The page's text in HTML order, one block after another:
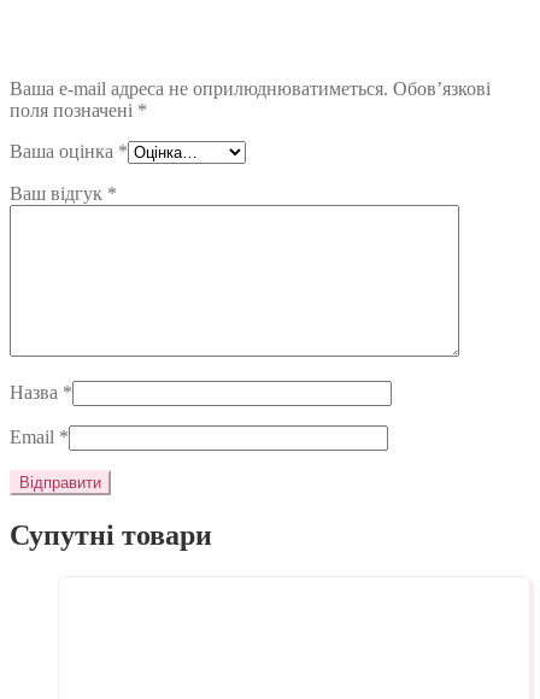
Ваша e-mail адреса не оприлюднюватиметься. Обов’язкові
поля позначені *
Ваша оцінка *
Ваш відгук *
Назва *
Email *
Супутні товари